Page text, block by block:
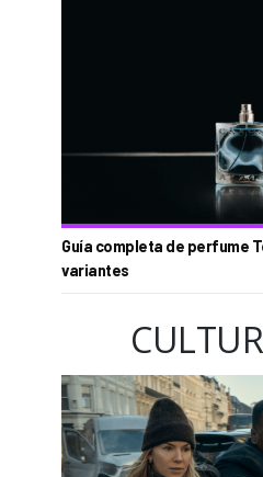
Guía completa de perfume
variantes